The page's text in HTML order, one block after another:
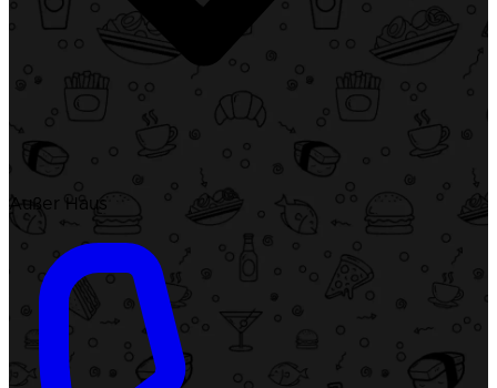
Außer Haus